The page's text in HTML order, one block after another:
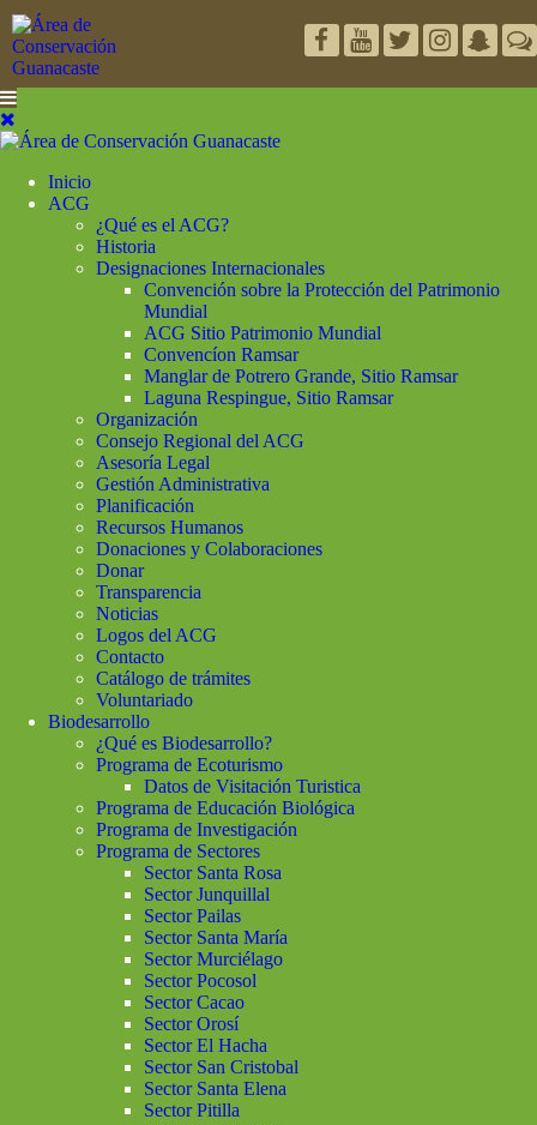
Inicio
ACG
¿Qué es el ACG?
Historia
Designaciones Internacionales
Convención sobre la Protección del Patrimonio
Mundial
ACG Sitio Patrimonio Mundial
Convencíon Ramsar
Manglar de Potrero Grande, Sitio Ramsar
Laguna Respingue, Sitio Ramsar
Organización
Consejo Regional del ACG
Asesoría Legal
Gestión Administrativa
Planificación
Recursos Humanos
Donaciones y Colaboraciones
Donar
Transparencia
Noticias
Logos del ACG
Contacto
Catálogo de trámites
Voluntariado
Biodesarrollo
¿Qué es Biodesarrollo?
Programa de Ecoturismo
Datos de Visitación Turistica
Programa de Educación Biológica
Programa de Investigación
Programa de Sectores
Sector Santa Rosa
Sector Junquillal
Sector Pailas
Sector Santa María
Sector Murciélago
Sector Pocosol
Sector Cacao
Sector Orosí
Sector El Hacha
Sector San Cristobal
Sector Santa Elena
Sector Pitilla